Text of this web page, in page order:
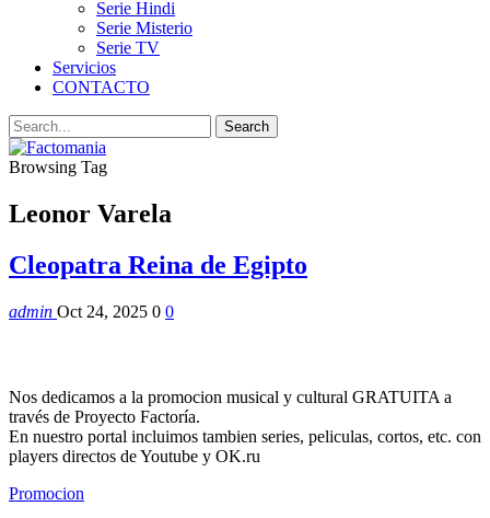
Serie Hindi
Serie Misterio
Serie TV
Servicios
CONTACTO
Browsing Tag
Leonor Varela
Cleopatra Reina de Egipto
admin Oct 24, 2025 0 0
Nos dedicamos a la promocion musical y cultural GRATUITA a
través de Proyecto Factoría.
En nuestro portal incluimos tambien series, peliculas, cortos, etc. con
players directos de Youtube y OK.ru
Promocion